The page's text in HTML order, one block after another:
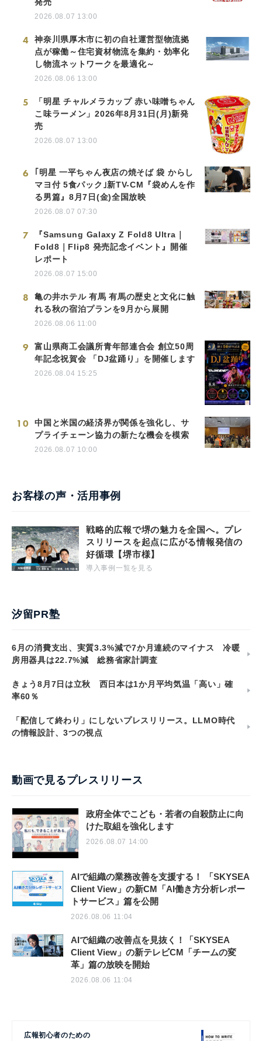
2026.08.07 13:00
4
神奈川県厚木市に初の自社運営型物流拠
点が稼働～住宅資材物流を集約・効率化
し物流ネットワークを最適化～
2026.08.06 13:00
5
「明星 チャルメラカップ 赤い味噌ちゃん
こ味ラーメン」2026年8月31日(月)新発
売
2026.08.07 13:00
6
｢明星 一平ちゃん夜店の焼そば 袋 からし
マヨ付 5食パック｣新TV-CM『袋めんを作
る男篇』8月7日(金)全国放映
2026.08.07 07:30
7
『Samsung Galaxy Z Fold8 Ultra｜
Fold8｜Flip8 発売記念イベント』開催
レポート
2026.08.07 15:00
8
亀の井ホテル 有馬 有馬の歴史と文化に触
れる秋の宿泊プランを9月から展開
2026.08.06 11:00
9
富山県商工会議所青年部連合会 創立50周
年記念祝賀会 「DJ盆踊り」を開催します
2026.08.04 15:25
10
中国と米国の経済界が関係を強化し、サ
プライチェーン協力の新たな機会を模索
2026.08.07 10:00
お客様の声・活用事例
戦略的広報で堺の魅力を全国へ。プレ
スリリースを起点に広がる情報発信の
好循環【堺市様】
導入事例一覧を見る
汐留PR塾
6月の消費支出、実質3.3%減で7か月連続のマイナス 冷暖
房用器具は22.7%減 総務省家計調査
きょう8月7日は立秋 西日本は1か月平均気温「高い」確
率60％
「配信して終わり」にしないプレスリリース。LLMO時代
の情報設計、3つの視点
動画で見るプレスリリース
政府全体でこども・若者の自殺防止に向
けた取組を強化します
2026.08.07 14:00
AIで組織の業務改善を支援する！ 「SKYSEA
Client View」の新CM「AI働き方分析レポー
トサービス」篇を公開
2026.08.06 11:04
AIで組織の改善点を見抜く！「SKYSEA
Client View」の新テレビCM「チームの変
革」篇の放映を開始
2026.08.06 11:04
広報初心者のための